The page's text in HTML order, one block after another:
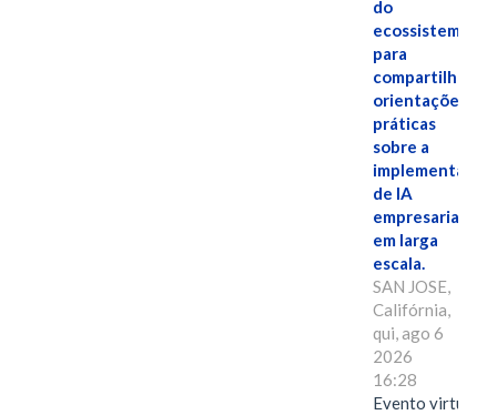
do
ecossistema
para
compartilhar
orientações
práticas
sobre a
implementação
de IA
empresarial
em larga
escala.
SAN JOSE,
Califórnia,
qui, ago 6
2026
16:28
Evento virtual